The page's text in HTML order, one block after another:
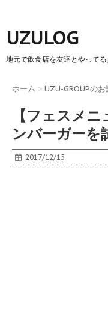
UZULOG
地元で飲食店を友達とやってる
ホーム > UZU-GROUPのお
【フェスメ
ンバーガーを
2017/12/15